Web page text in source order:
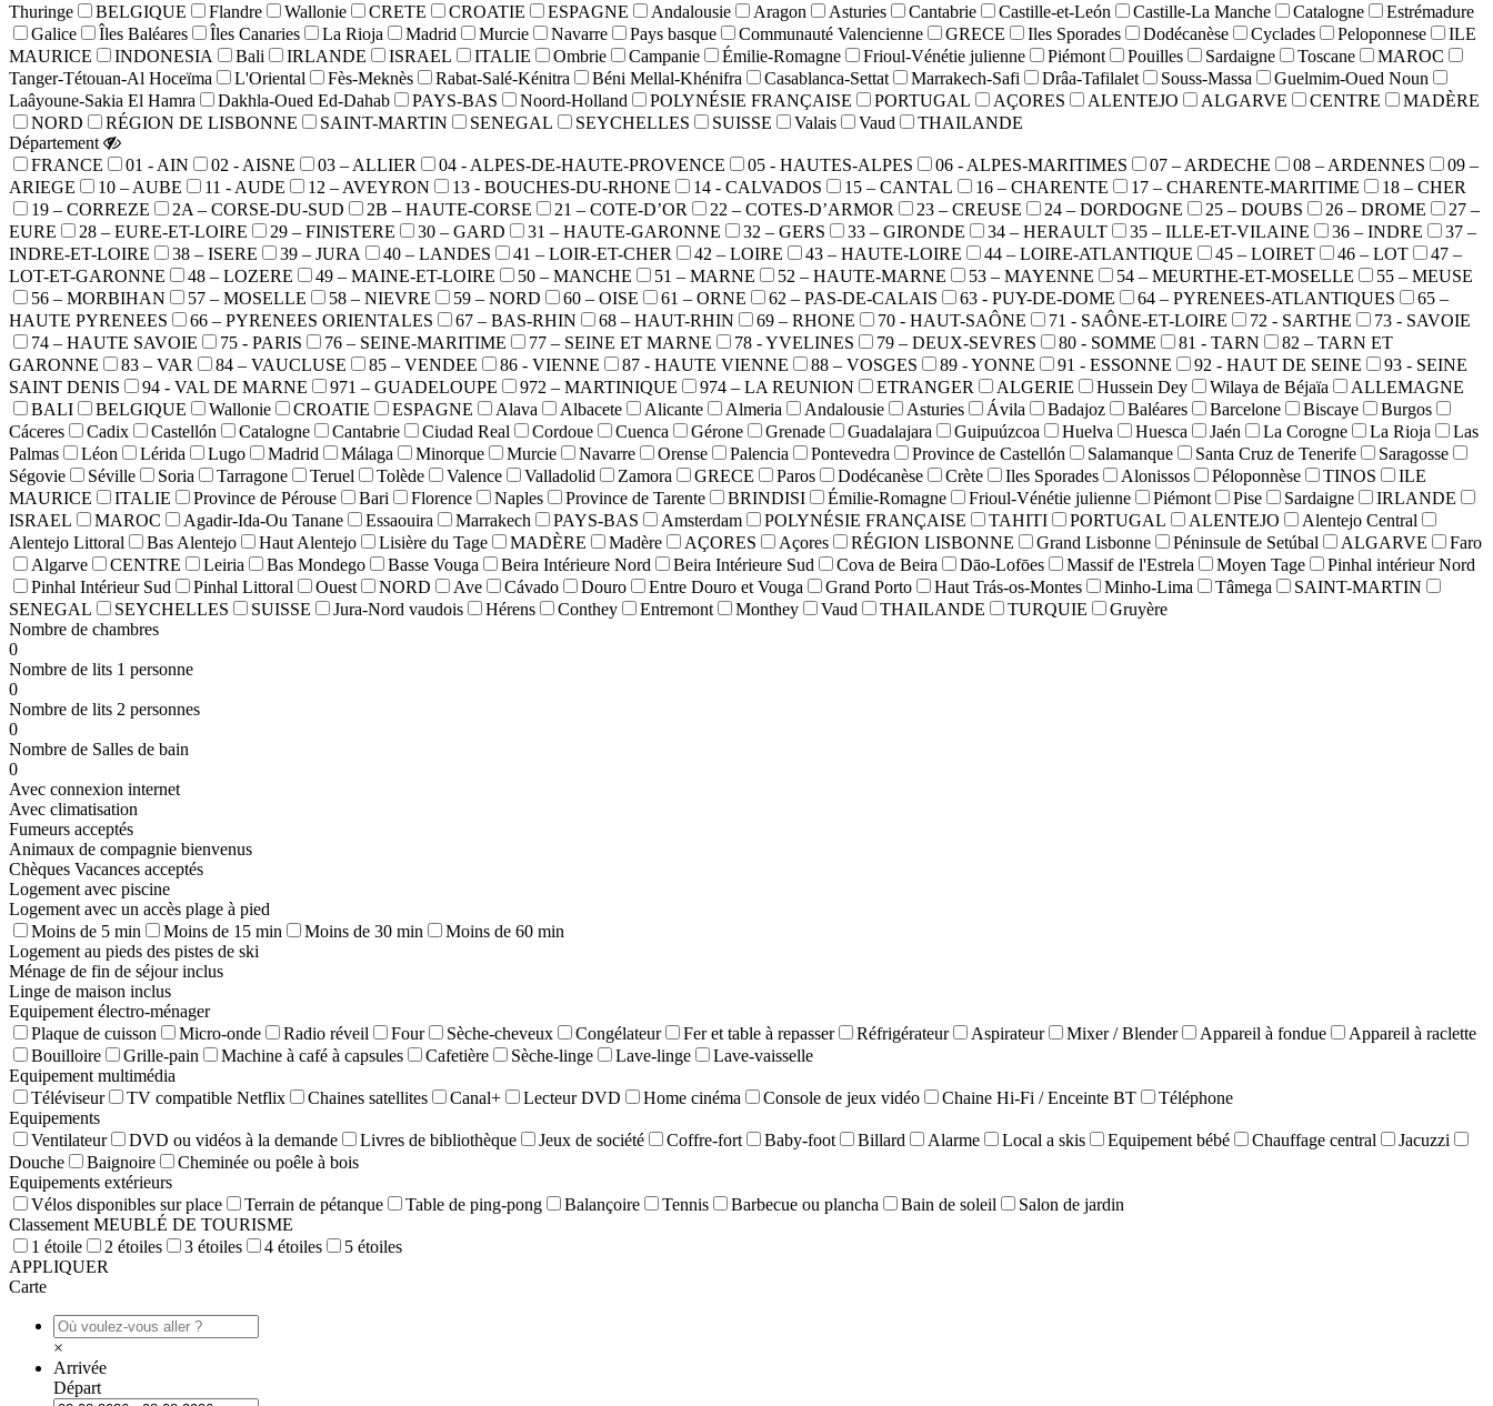
Thuringe
BELGIQUE Flandre Wallonie CRETE CROATIE ESPAGNE Andalousie Aragon Asturies Cantabrie Castille-et-León Castille-La Manche Catalogne
Estrémadure
Galice
Îles Baléares Îles Canaries La Rioja Madrid Murcie Navarre Pays basque Communauté Valencienne GRECE Iles Sporades Dodécanèse Cyclades Peloponnese
ILE
MAURICE
INDONESIA Bali IRLANDE ISRAEL ITALIE Ombrie Campanie Émilie-Romagne Frioul-Vénétie julienne Piémont Pouilles Sardaigne Toscane
MAROC
Tanger-Tétouan-Al Hoceïma
L'Oriental Fès-Meknès Rabat-Salé-Kénitra Béni Mellal-Khénifra Casablanca-Settat Marrakech-Safi Drâa-Tafilalet Souss-Massa
Guelmim-Oued Noun
Laâyoune-Sakia El Hamra
Dakhla-Oued Ed-Dahab PAYS-BAS Noord-Holland POLYNÉSIE FRANÇAISE PORTUGAL AÇORES ALENTEJO ALGARVE CENTRE
MADÈRE
NORD
RÉGION DE LISBONNE SAINT-MARTIN SENEGAL SEYCHELLES SUISSE Valais Vaud
THAILANDE
Département
FRANCE
01 - AIN 02 - AISNE 03 – ALLIER 04 - ALPES-DE-HAUTE-PROVENCE 05 - HAUTES-ALPES 06 - ALPES-MARITIMES 07 – ARDECHE 08 – ARDENNES
09 –
ARIEGE
10 – AUBE 11 - AUDE 12 – AVEYRON 13 - BOUCHES-DU-RHONE 14 - CALVADOS 15 – CANTAL 16 – CHARENTE 17 – CHARENTE-MARITIME
18 – CHER
19 – CORREZE
2A – CORSE-DU-SUD 2B – HAUTE-CORSE 21 – COTE-D’OR 22 – COTES-D’ARMOR 23 – CREUSE 24 – DORDOGNE 25 – DOUBS 26 – DROME
27 –
EURE
28 – EURE-ET-LOIRE 29 – FINISTERE 30 – GARD 31 – HAUTE-GARONNE 32 – GERS 33 – GIRONDE 34 – HERAULT 35 – ILLE-ET-VILAINE 36 – INDRE
37 –
INDRE-ET-LOIRE
38 – ISERE 39 – JURA 40 – LANDES 41 – LOIR-ET-CHER 42 – LOIRE 43 – HAUTE-LOIRE 44 – LOIRE-ATLANTIQUE 45 – LOIRET 46 – LOT
47 –
LOT-ET-GARONNE
48 – LOZERE 49 – MAINE-ET-LOIRE 50 – MANCHE 51 – MARNE 52 – HAUTE-MARNE 53 – MAYENNE 54 – MEURTHE-ET-MOSELLE
55 – MEUSE
56 – MORBIHAN
57 – MOSELLE 58 – NIEVRE 59 – NORD 60 – OISE 61 – ORNE 62 – PAS-DE-CALAIS 63 - PUY-DE-DOME 64 – PYRENEES-ATLANTIQUES
65 –
HAUTE PYRENEES
66 – PYRENEES ORIENTALES 67 – BAS-RHIN 68 – HAUT-RHIN 69 – RHONE 70 - HAUT-SAÔNE 71 - SAÔNE-ET-LOIRE 72 - SARTHE
73 - SAVOIE
74 – HAUTE SAVOIE
75 - PARIS 76 – SEINE-MARITIME 77 – SEINE ET MARNE 78 - YVELINES 79 – DEUX-SEVRES 80 - SOMME 81 - TARN
82 – TARN ET
GARONNE
83 – VAR 84 – VAUCLUSE 85 – VENDEE 86 - VIENNE 87 - HAUTE VIENNE 88 – VOSGES 89 - YONNE 91 - ESSONNE 92 - HAUT DE SEINE
93 - SEINE
SAINT DENIS
94 - VAL DE MARNE 971 – GUADELOUPE 972 – MARTINIQUE 974 – LA REUNION ETRANGER ALGERIE Hussein Dey Wilaya de Béjaïa
ALLEMAGNE
BALI
BELGIQUE Wallonie CROATIE ESPAGNE Alava Albacete Alicante Almeria Andalousie Asturies Ávila Badajoz Baléares Barcelone Biscaye
Burgos
Cáceres
Cadix Castellón Catalogne Cantabrie Ciudad Real Cordoue Cuenca Gérone Grenade Guadalajara Guipuúzcoa Huelva Huesca Jaén La Corogne La Rioja
Las
Palmas
Léon Lérida Lugo Madrid Málaga Minorque Murcie Navarre Orense Palencia Pontevedra Province de Castellón Salamanque Santa Cruz de Tenerife
Saragosse
Ségovie
Séville Soria Tarragone Teruel Tolède Valence Valladolid Zamora GRECE Paros Dodécanèse Crète Iles Sporades Alonissos Péloponnèse TINOS
ILE
MAURICE
ITALIE Province de Pérouse Bari Florence Naples Province de Tarente BRINDISI Émilie-Romagne Frioul-Vénétie julienne Piémont Pise Sardaigne
IRLANDE
ISRAEL
MAROC Agadir-Ida-Ou Tanane Essaouira Marrakech PAYS-BAS Amsterdam POLYNÉSIE FRANÇAISE TAHITI PORTUGAL ALENTEJO
Alentejo Central
Alentejo Littoral
Bas Alentejo Haut Alentejo Lisière du Tage MADÈRE Madère AÇORES Açores RÉGION LISBONNE Grand Lisbonne Péninsule de Setúbal ALGARVE
Faro
Algarve
CENTRE Leiria Bas Mondego Basse Vouga Beira Intérieure Nord Beira Intérieure Sud Cova de Beira Dāo-Lofōes Massif de l'Estrela Moyen Tage
Pinhal intérieur Nord
Pinhal Intérieur Sud
Pinhal Littoral Ouest NORD Ave Cávado Douro Entre Douro et Vouga Grand Porto Haut Trás-os-Montes Minho-Lima Tâmega
SAINT-MARTIN
SENEGAL
SEYCHELLES SUISSE Jura-Nord vaudois Hérens Conthey Entremont Monthey Vaud THAILANDE TURQUIE
Gruyère
Nombre de chambres
0
Nombre de lits 1 personne
0
Nombre de lits 2 personnes
0
Nombre de Salles de bain
0
Avec connexion internet
Avec climatisation
Fumeurs acceptés
Animaux de compagnie bienvenus
Chèques Vacances acceptés
Logement avec piscine
Logement avec un accès plage à pied
Moins de 5 min
Moins de 15 min Moins de 30 min
Moins de 60 min
Logement au pieds des pistes de ski
Ménage de fin de séjour inclus
Linge de maison inclus
Equipement électro-ménager
Plaque de cuisson
Micro-onde Radio réveil Four Sèche-cheveux Congélateur Fer et table à repasser Réfrigérateur Aspirateur Mixer / Blender Appareil à fondue
Appareil à raclette
Bouilloire
Grille-pain Machine à café à capsules Cafetière Sèche-linge Lave-linge
Lave-vaisselle
Equipement multimédia
Téléviseur
TV compatible Netflix Chaines satellites Canal+ Lecteur DVD Home cinéma Console de jeux vidéo Chaine Hi-Fi / Enceinte BT
Téléphone
Equipements
Ventilateur
DVD ou vidéos à la demande Livres de bibliothèque Jeux de société Coffre-fort Baby-foot Billard Alarme Local a skis Equipement bébé Chauffage central
Jacuzzi
Douche
Baignoire
Cheminée ou poêle à bois
Equipements extérieurs
Vélos disponibles sur place
Terrain de pétanque Table de ping-pong Balançoire Tennis Barbecue ou plancha Bain de soleil
Salon de jardin
Classement MEUBLÉ DE TOURISME
1 étoile
2 étoiles 3 étoiles 4 étoiles
5 étoiles
APPLIQUER
Carte
×
Arrivée
Départ